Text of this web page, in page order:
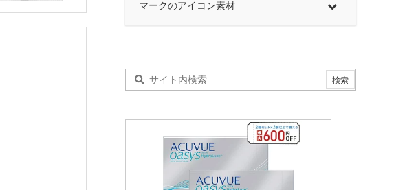
マークのアイコン素材